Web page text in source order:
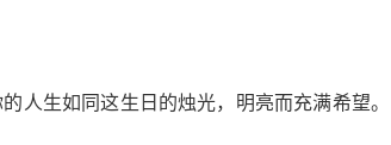
人生如同这生日的烛光，明亮而充满希望。